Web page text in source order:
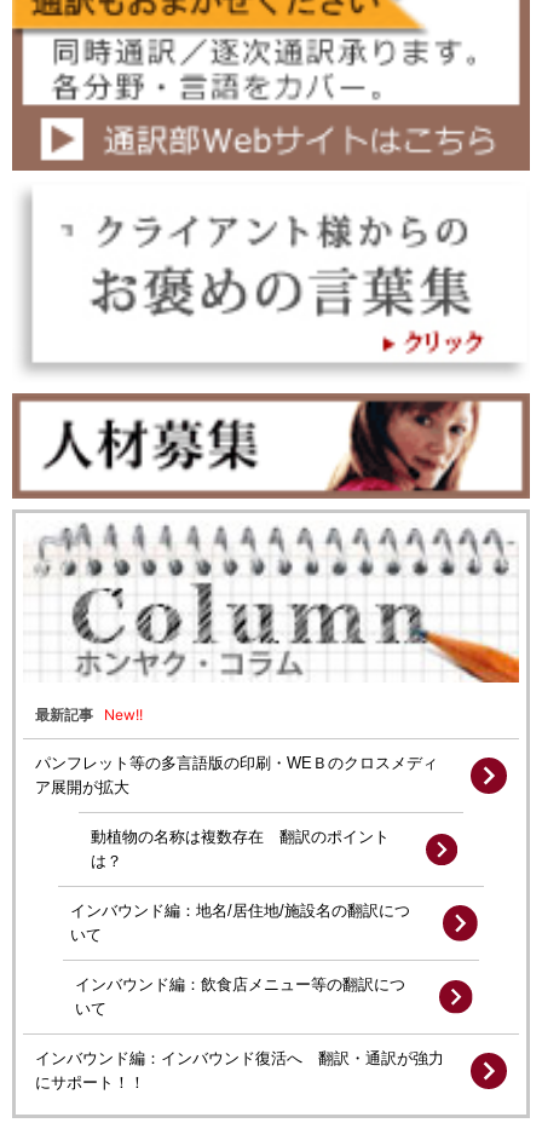
最新記事 New!!
パンフレット等の多言語版の印刷・WEＢのクロスメディ
ア展開が拡大
動植物の名称は複数存在 翻訳のポイント
は？
インバウンド編：地名/居住地/施設名の翻訳につ
いて
インバウンド編：飲食店メニュー等の翻訳につ
いて
インバウンド編：インバウンド復活へ 翻訳・通訳が強力
にサポート！！